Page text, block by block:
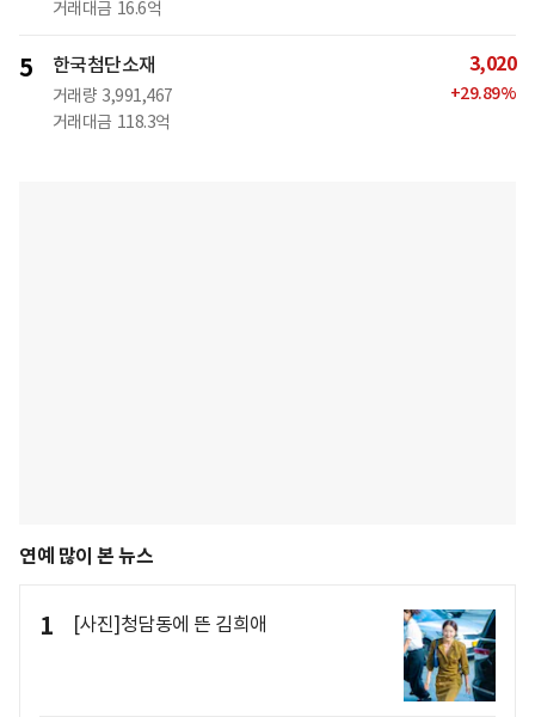
거래대금 16.6억
5 한국첨단소재
거래량 3,991,467
거래대금 118.3억
3,020
+29.89%
연예 많이 본 뉴스
1 [사진]청담동에 뜬 김희애